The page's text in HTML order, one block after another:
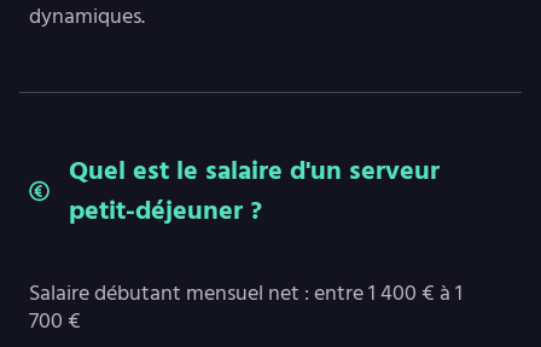
dynamiques.
Quel est le salaire d'un serveur
petit-déjeuner ?
Salaire débutant mensuel net : entre 1 400 € à 1
700 €